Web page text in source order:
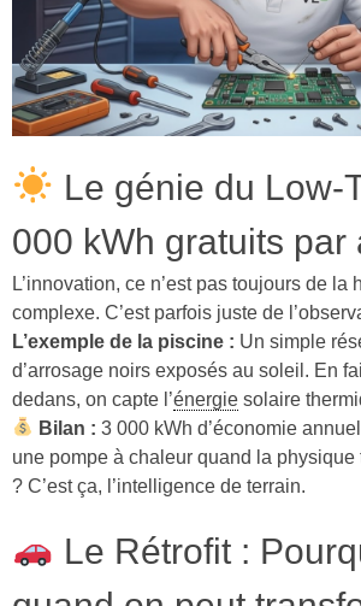
Le génie du Low-
000 kWh gratuits par
L’innovation, ce n’est pas toujours de la
complexe. C’est parfois juste de
L’exemple de la piscine : Un simple
d’arrosage noirs exposés au soleil. En
dedans, on capte l’énergie solaire
Bilan : 3 000 kWh d’économie
une pompe à chaleur quand la
? C’est ça, l’intelligence de terrain.
Le Rétrofit :